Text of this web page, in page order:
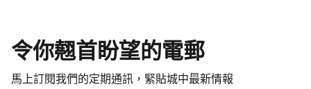
令你翹首盼望的電郵
馬上訂閱我們的定期通訊，緊貼城中最新情報